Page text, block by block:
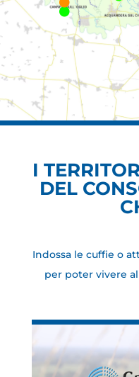


I
DEL
Indossa le cuffie o
per poter vivere